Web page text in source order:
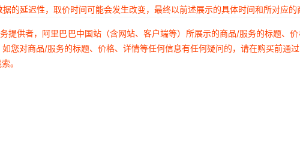
的延迟性，取价时间可能会发生改变，最终以前述展示的具体时间和所对应的
提供者，阿里巴巴中国站（含网站、客户端等）所展示的商品/服务的标题、
您对商品/服务的标题、价格、详情等任何信息有任何疑问的，请在购买前通
。